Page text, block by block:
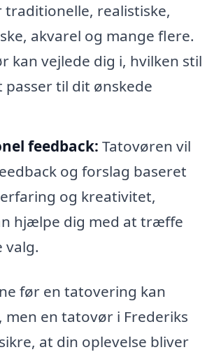
realistiske,
akvarel og mange flere.
kan vejlede dig i, hvilken stil
passer til dit ønskede
feedback: Tatovøren vil
og forslag baseret
og kreativitet,
hjælpe dig med at træffe
valg.
før en tatovering kan
en tatovør i Frederiks
at din oplevelse bliver